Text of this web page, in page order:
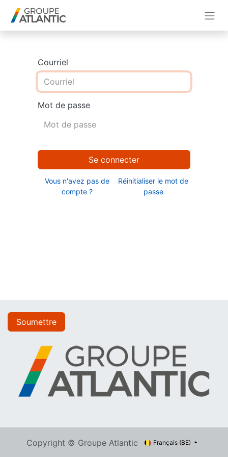
Courriel
Mot de passe
Se connecter
Vous n'avez pas de
compte ?
Réinitialiser le mot de
passe
Soumettre
Copyright © Groupe Atlantic Français (BE)